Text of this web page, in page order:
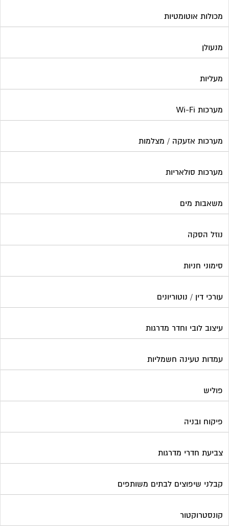
מכולות אוטומטיות
מנעולן
מעליות
מערכות Wi-Fi
מערכות אזעקה / מצלמות
מערכות סולאריות
משאבות מים
נוזל הסקה
סימוני חניות
עורכי דין / נוטוריונים
עיצוב לובי וחדר מדרגות
עמדות טעינה חשמליות
פוליש
פיקוח ובניה
צביעת חדרי מדרגות
קבלני שיפוצים לבתים משותפים
קונסטרוקטור